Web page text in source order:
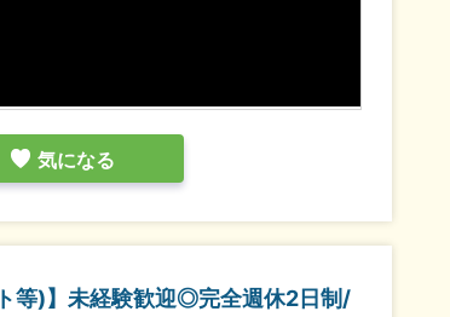
気になる
等)】未経験歓迎◎完全週休2日制/